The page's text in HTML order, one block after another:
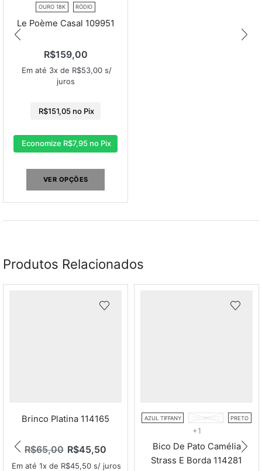
OURO 18K RÓDIO
Le Poème Casal 109951
R$159,00
Em até 3x de R$53,00s/
juros
R$151,05 no Pix
Economize R$7,95 no Pix
VER OPÇÕES
Produtos Relacionados
Brinco Platina 114165
R$65,00 R$45,50
Em até 1x de R$45,50 s/ juros
AZUL TIFFANY OFF WHITE PRETO
+1
Bico De Pato Camélia
Strass E Borda 114281